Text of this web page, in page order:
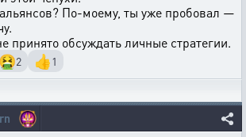
По-моему, ты уже пробовал —
принято обсуждать личные стратегии.
🤮2 👍1